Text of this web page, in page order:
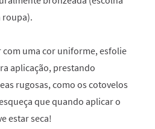
roupa).
com uma cor uniforme, esfolie
aplicação, prestando
rugosas, como os cotovelos
que quando aplicar o
estar seca!